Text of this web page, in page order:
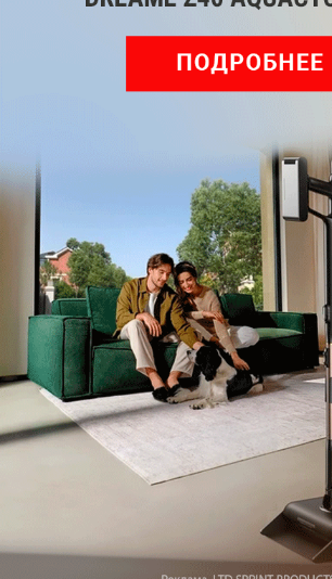
Комментарии
Мы знаем, вам есть что сказать!
ВойдитеилиЗарегистрируйтесь
оставить комментарий
Рекомендуем